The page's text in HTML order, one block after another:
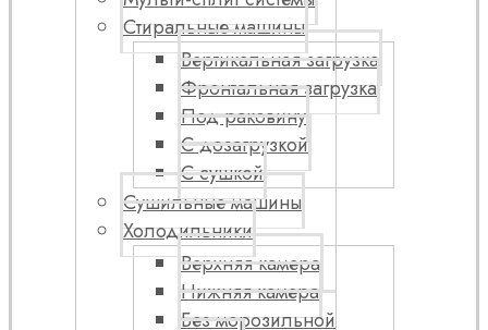
Стиральные машины
Вертикальная загрузка
Фронтальная загрузка
Под раковину
С дозагрузкой
С сушкой
Сушильные машины
Холодильники
Верхняя камера
Нижняя камера
Без морозильной